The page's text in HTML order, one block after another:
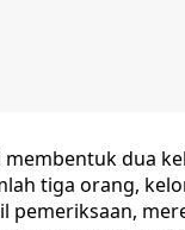
membentuk dua
tiga orang,
pemeriksaan,